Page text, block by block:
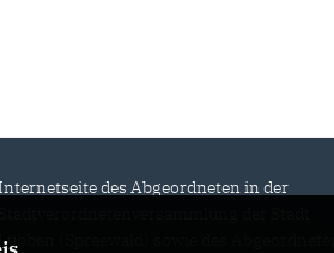
des Abgeordneten in der
Lübben (Spreewald) sowie des Abgeordneten